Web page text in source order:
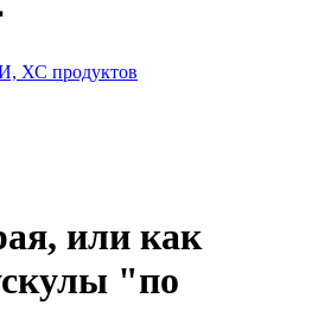
ХС продуктов
или как
"по